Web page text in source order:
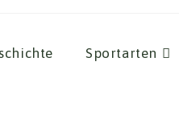
Sportarten